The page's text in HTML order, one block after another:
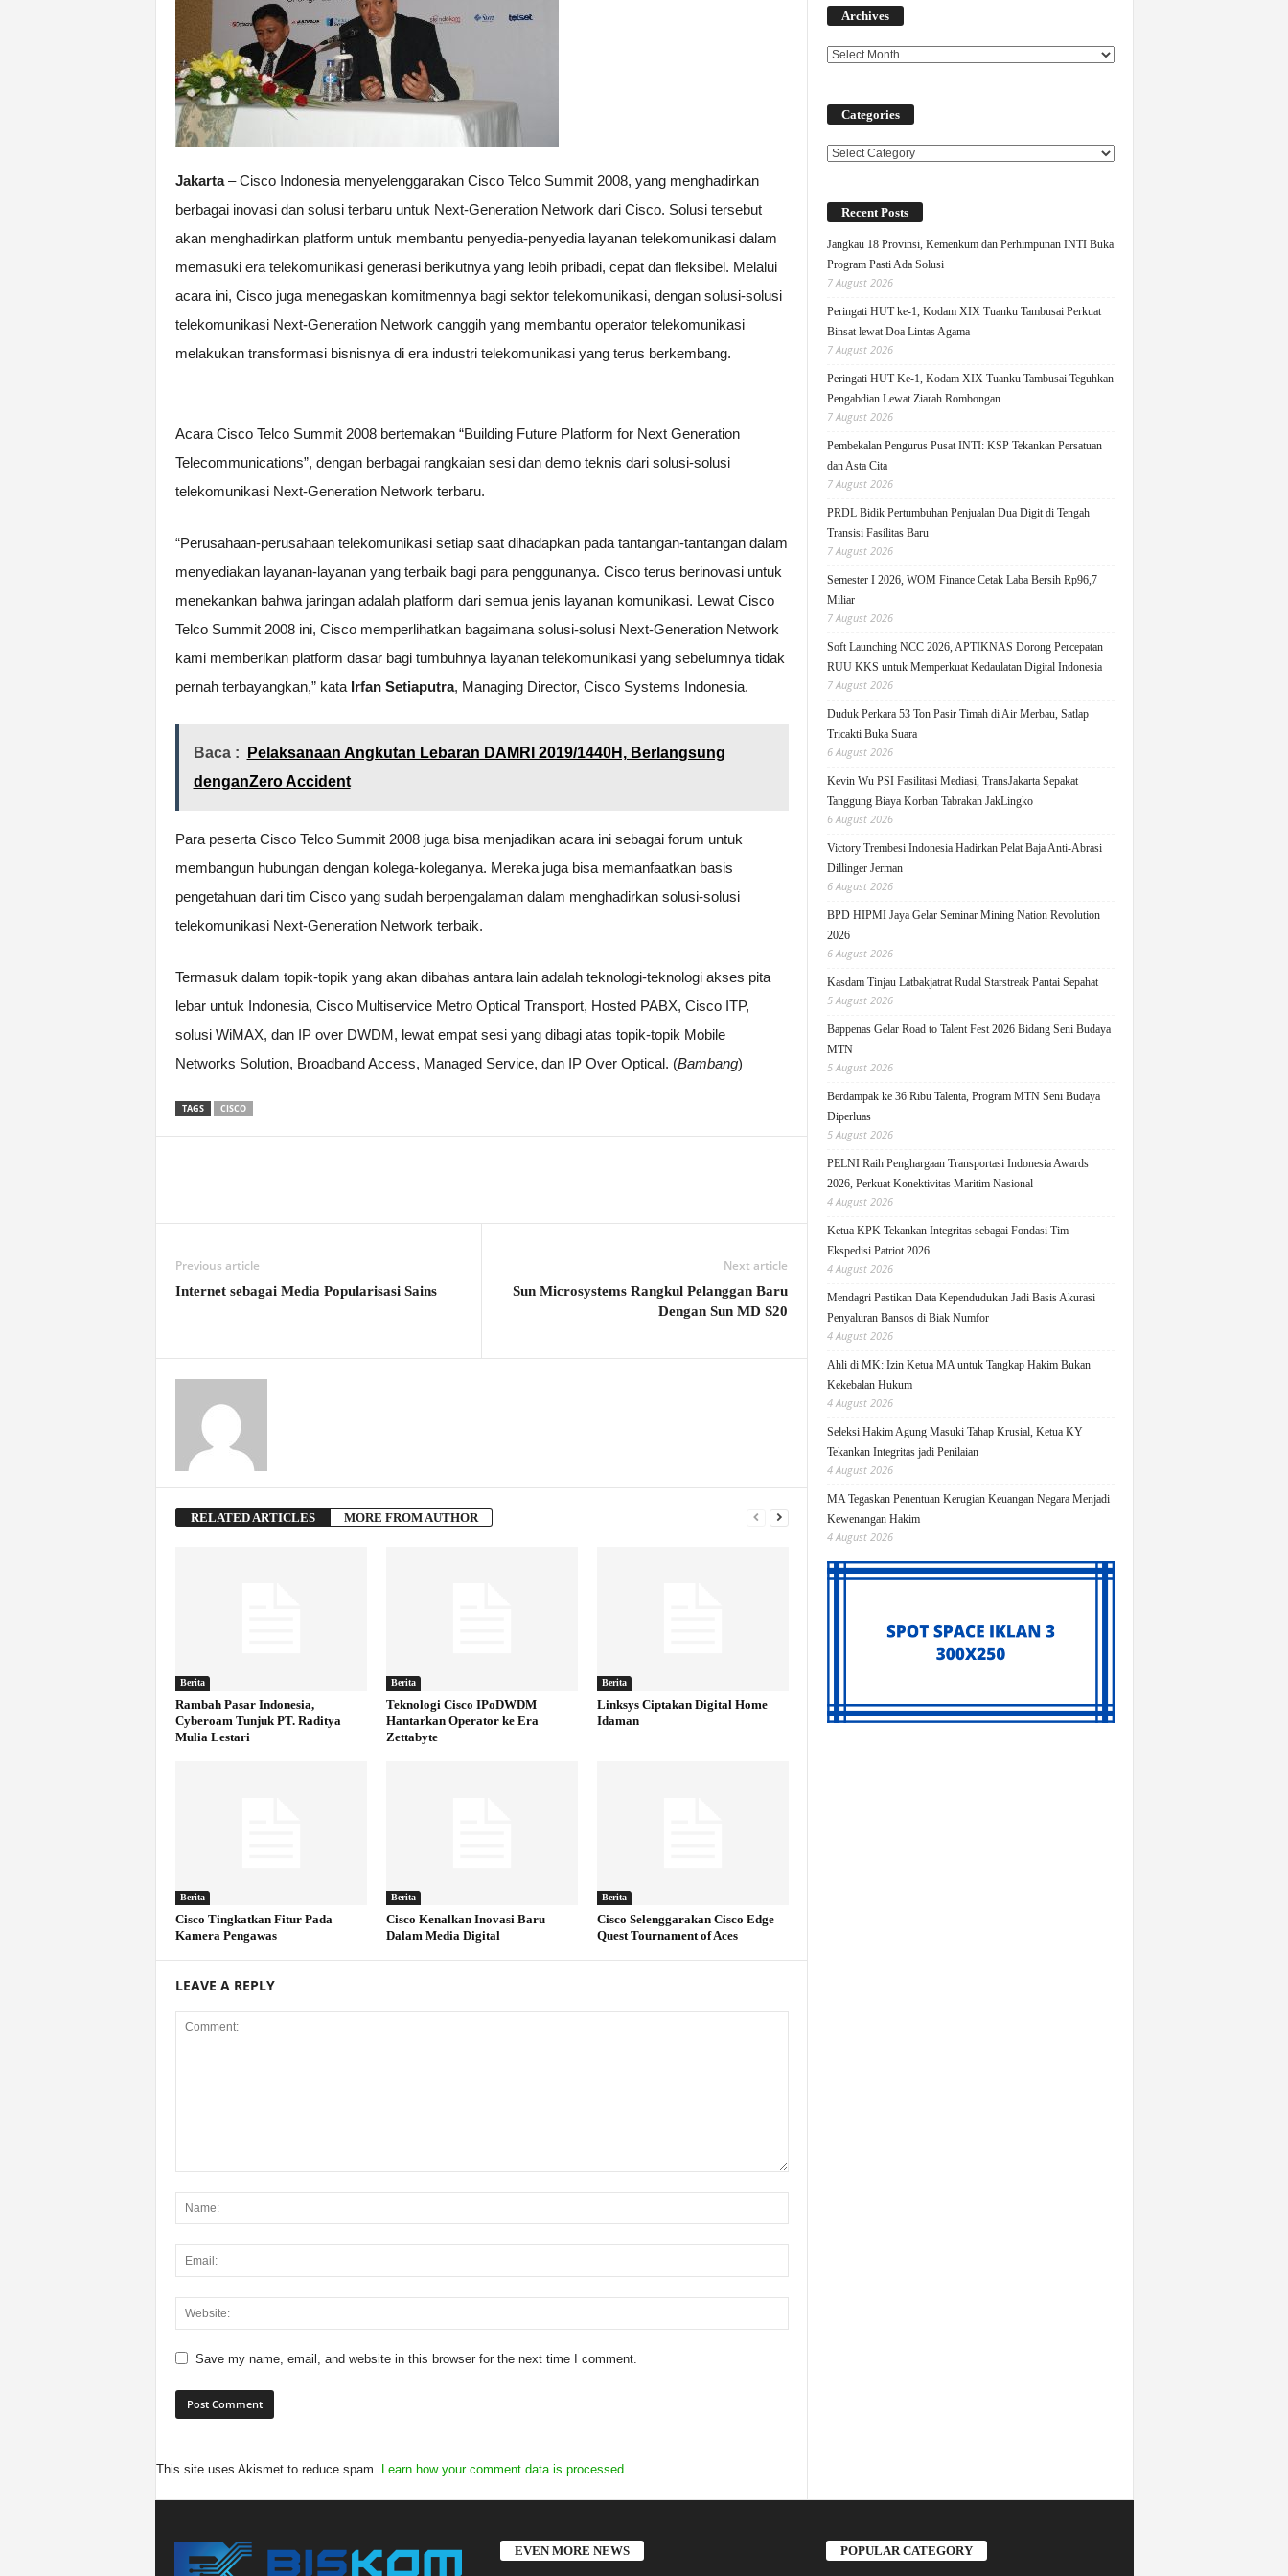
Jakarta– Cisco Indonesia menyelenggarakan Cisco Telco Summit 2008, yang menghadirkan
berbagai inovasi dan solusi terbaru untuk Next-Generation Network dari Cisco. Solusi tersebut
akan menghadirkan platform untuk membantu penyedia-penyedia layanan telekomunikasi dalam
memasuki era telekomunikasi generasi berikutnya yang lebih pribadi, cepat dan fleksibel. Melalui
acara ini, Cisco juga menegaskan komitmennya bagi sektor telekomunikasi, dengan solusi-solusi
telekomunikasi Next-Generation Network canggih yang membantu operator telekomunikasi
melakukan transformasi bisnisnya di era industri telekomunikasi yang terus berkembang.
Acara Cisco Telco Summit 2008 bertemakan “Building Future Platform for Next Generation
Telecommunications”, dengan berbagai rangkaian sesi dan demo teknis dari solusi-solusi
telekomunikasi Next-Generation Network terbaru.
“Perusahaan-perusahaan telekomunikasi setiap saat dihadapkan pada tantangan-tantangan dalam
menyediakan layanan-layanan yang terbaik bagi para penggunanya. Cisco terus berinovasi untuk
menekankan bahwa jaringan adalah platform dari semua jenis layanan komunikasi. Lewat Cisco
Telco Summit 2008 ini, Cisco memperlihatkan bagaimana solusi-solusi Next-Generation Network
kami memberikan platform dasar bagi tumbuhnya layanan telekomunikasi yang sebelumnya tidak
pernah terbayangkan,” kata Irfan Setiaputra, Managing Director, Cisco Systems Indonesia.
Baca :
Pelaksanaan Angkutan Lebaran DAMRI 2019/1440H, Berlangsung
denganZero Accident
Para peserta Cisco Telco Summit 2008 juga bisa menjadikan acara ini sebagai forum untuk
membangun hubungan dengan kolega-koleganya. Mereka juga bisa memanfaatkan basis
pengetahuan dari tim Cisco yang sudah berpengalaman dalam menghadirkan solusi-solusi
telekomunikasi Next-Generation Network terbaik.
Termasuk dalam topik-topik yang akan dibahas antara lain adalah teknologi-teknologi akses pita
lebar untuk Indonesia, Cisco Multiservice Metro Optical Transport, Hosted PABX, Cisco ITP,
solusi WiMAX, dan IP over DWDM, lewat empat sesi yang dibagi atas topik-topik Mobile
Networks Solution, Broadband Access, Managed Service, dan IP Over Optical. (Bambang)
TAGS CISCO
Previous article
Internet sebagai Media Popularisasi Sains
Next article
Sun Microsystems Rangkul Pelanggan Baru
Dengan Sun MD S20
RELATED ARTICLES MORE FROM AUTHOR
Berita
Rambah Pasar Indonesia,
Cyberoam Tunjuk PT. Raditya
Mulia Lestari
Berita
Teknologi Cisco IPoDWDM
Hantarkan Operator ke Era
Zettabyte
Berita
Linksys Ciptakan Digital Home
Idaman
Berita
Cisco Tingkatkan Fitur Pada
Kamera Pengawas
Berita
Cisco Kenalkan Inovasi Baru
Dalam Media Digital
Berita
Cisco Selenggarakan Cisco Edge
Quest Tournament of Aces
LEAVE A REPLY
Save my name, email, and website in this browser for the next time I comment.
This site uses Akismet to reduce spam. Learn how your comment data is processed.
Archives
Categories
Categories
Recent Posts
Jangkau 18 Provinsi, Kemenkum dan Perhimpunan INTI Buka
Program Pasti Ada Solusi
7 August 2026
Peringati HUT ke-1, Kodam XIX Tuanku Tambusai Perkuat
Binsat lewat Doa Lintas Agama
7 August 2026
Peringati HUT Ke-1, Kodam XIX Tuanku Tambusai Teguhkan
Pengabdian Lewat Ziarah Rombongan
7 August 2026
Pembekalan Pengurus Pusat INTI: KSP Tekankan Persatuan
dan Asta Cita
7 August 2026
PRDL Bidik Pertumbuhan Penjualan Dua Digit di Tengah
Transisi Fasilitas Baru
7 August 2026
Semester I 2026, WOM Finance Cetak Laba Bersih Rp96,7
Miliar
7 August 2026
Soft Launching NCC 2026, APTIKNAS Dorong Percepatan
RUU KKS untuk Memperkuat Kedaulatan Digital Indonesia
7 August 2026
Duduk Perkara 53 Ton Pasir Timah di Air Merbau, Satlap
Tricakti Buka Suara
6 August 2026
Kevin Wu PSI Fasilitasi Mediasi, TransJakarta Sepakat
Tanggung Biaya Korban Tabrakan JakLingko
6 August 2026
Victory Trembesi Indonesia Hadirkan Pelat Baja Anti-Abrasi
Dillinger Jerman
6 August 2026
BPD HIPMI Jaya Gelar Seminar Mining Nation Revolution
2026
6 August 2026
Kasdam Tinjau Latbakjatrat Rudal Starstreak Pantai Sepahat
5 August 2026
Bappenas Gelar Road to Talent Fest 2026 Bidang Seni Budaya
MTN
5 August 2026
Berdampak ke 36 Ribu Talenta, Program MTN Seni Budaya
Diperluas
5 August 2026
PELNI Raih Penghargaan Transportasi Indonesia Awards
2026, Perkuat Konektivitas Maritim Nasional
4 August 2026
Ketua KPK Tekankan Integritas sebagai Fondasi Tim
Ekspedisi Patriot 2026
4 August 2026
Mendagri Pastikan Data Kependudukan Jadi Basis Akurasi
Penyaluran Bansos di Biak Numfor
4 August 2026
Ahli di MK: Izin Ketua MA untuk Tangkap Hakim Bukan
Kekebalan Hukum
4 August 2026
Seleksi Hakim Agung Masuki Tahap Krusial, Ketua KY
Tekankan Integritas jadi Penilaian
4 August 2026
MA Tegaskan Penentuan Kerugian Keuangan Negara Menjadi
Kewenangan Hakim
4 August 2026
EVEN MORE NEWS POPULAR CATEGORY